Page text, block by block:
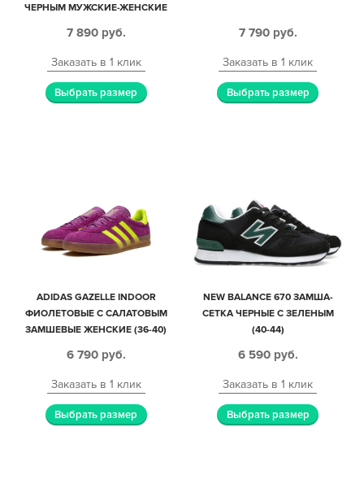
ЧЕРНЫМ МУЖСКИЕ-ЖЕНСКИЕ
7 890 руб.
Заказать в 1 клик
Выбрать размер
7 790 руб.
Заказать в 1 клик
Выбрать размер
ADIDAS GAZELLE INDOOR
ФИОЛЕТОВЫЕ С САЛАТОВЫМ
ЗАМШЕВЫЕ ЖЕНСКИЕ (36-40)
6 790 руб.
Заказать в 1 клик
Выбрать размер
NEW BALANCE 670 ЗАМША-
СЕТКА ЧЕРНЫЕ С ЗЕЛЕНЫМ
(40-44)
6 590 руб.
Заказать в 1 клик
Выбрать размер